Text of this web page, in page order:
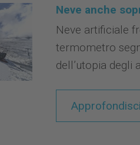
Neve anche
Neve artificiale
termometro
dell’utopia degli
Approfondisci